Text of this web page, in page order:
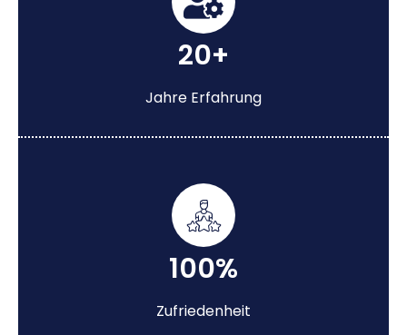
20+
Jahre Erfahrung
100%
Zufriedenheit